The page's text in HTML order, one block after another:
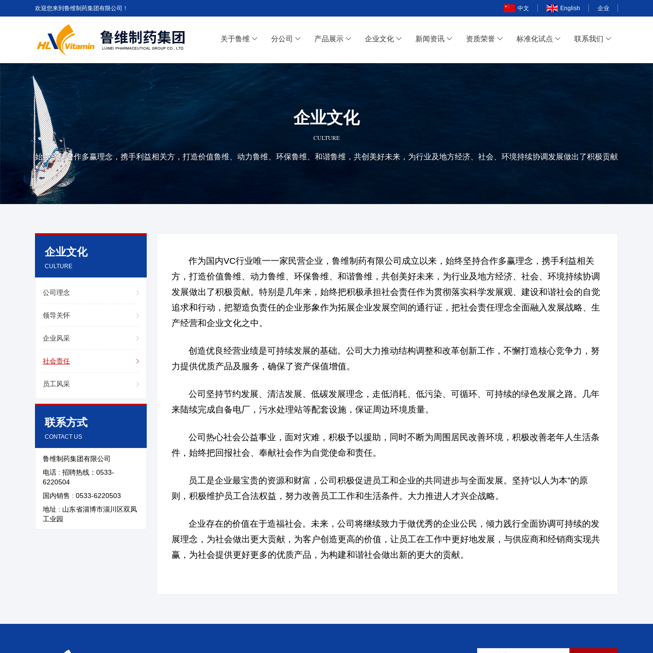
中文 English 企业
欢迎您来到鲁维制药集团有限公司！
关于鲁维 分公司 产品展示 企业文化 新闻资讯 资质荣誉 标准化试点 联系我们
企业文化
CULTURE
始终坚持合作多赢理念，携手利益相关方，打造价值鲁维、动力鲁维、环保鲁维、和谐鲁维，共创美好未来，为行业及地方经济、社会、环境持续协调发展做出了积极贡献
企业文化
CULTURE
公司理念
领导关怀
企业风采
社会责任
员工风采
联系方式
CONTACT US
鲁维制药集团有限公司
电话 : 招聘热线：0533-
6220504
国内销售 : 0533-6220503
地址 : 山东省淄博市淄川区双凤
工业园
作为国内VC行业唯一一家民营企业，鲁维制药有限公司成立以来，始终坚持合作多赢理念，携手利益相关
方，打造价值鲁维、动力鲁维、环保鲁维、和谐鲁维，共创美好未来，为行业及地方经济、社会、环境持续协调
发展做出了积极贡献。特别是几年来，始终把积极承担社会责任作为贯彻落实科学发展观、建设和谐社会的自觉
追求和行动，把塑造负责任的企业形象作为拓展企业发展空间的通行证，把社会责任理念全面融入发展战略、生
产经营和企业文化之中。
创造优良经营业绩是可持续发展的基础。公司大力推动结构调整和改革创新工作，不懈打造核心竞争力，努
力提供优质产品及服务，确保了资产保值增值。
公司坚持节约发展、清洁发展、低碳发展理念，走低消耗、低污染、可循环、可持续的绿色发展之路。几年
来陆续完成自备电厂，污水处理站等配套设施，保证周边环境质量。
公司热心社会公益事业，面对灾难，积极予以援助，同时不断为周围居民改善环境，积极改善老年人生活条
件，始终把回报社会、奉献社会作为自觉使命和责任。
员工是企业最宝贵的资源和财富，公司积极促进员工和企业的共同进步与全面发展。坚持“以人为本”的原
则，积极维护员工合法权益，努力改善员工工作和生活条件。大力推进人才兴企战略。
企业存在的价值在于造福社会。未来，公司将继续致力于做优秀的企业公民，倾力践行全面协调可持续的发
展理念，为社会做出更大贡献，为客户创造更高的价值，让员工在工作中更好地发展，与供应商和经销商实现共
赢，为社会提供更好更多的优质产品，为构建和谐社会做出新的更大的贡献。
关于鲁维
新闻资讯 资质荣誉
联系我们